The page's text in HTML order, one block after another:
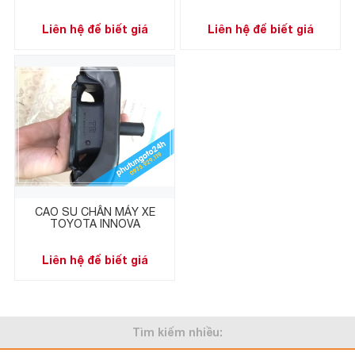
Liên hệ để biết giá Liên hệ để biết giá
CAO SU CHÂN MÁY XE
TOYOTA INNOVA
Liên hệ để biết giá
Tìm kiếm nhiều: